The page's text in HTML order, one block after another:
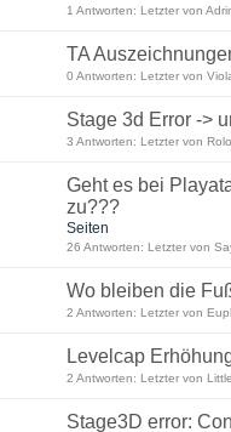
1 Antworten: Letzter von
TA
0 Antworten: Letzter von
Stage 3d Error ->
3 Antworten: Letzter von
Geht es bei
zu???
Seiten
26 Antworten: Letzter von
Wo bleiben die
2 Antworten: Letzter von
Levelcap
2 Antworten: Letzter von
Stage3D error: